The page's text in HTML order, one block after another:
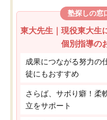
塾探しの窓
東大先生｜現役東大生
個別指導の
成果につながる努力の
徒にもおすすめ
さらば、サボり癖！柔
立をサポート